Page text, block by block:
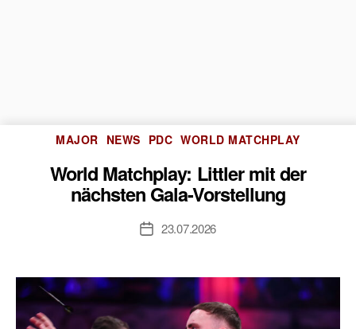
Kategorien
MAJOR NEWS PDC WORLD MATCHPLAY
World Matchplay: Littler mit der
nächsten Gala-Vorstellung
Veröffentlichungsdatum
23.07.2026